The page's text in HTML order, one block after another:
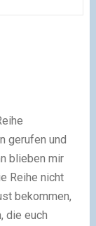
gerufen und
blieben mir
Reihe nicht
bekommen,
die euch